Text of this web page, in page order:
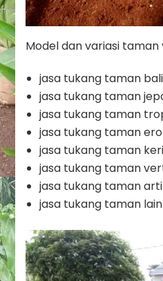
Model dan variasi
jasa tukang taman bali
jasa tukang taman
jasa tukang taman
jasa tukang taman
jasa tukang taman
jasa tukang taman
jasa tukang taman
jasa tukang taman